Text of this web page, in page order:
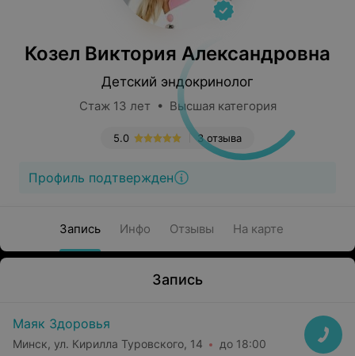
Козел Виктория Александровна
Детский эндокринолог
Стаж 13 лет • Высшая категория
3 отзыва
5.0
Профиль подтвержден
Запись Инфо Отзывы На карте
Запись
Маяк Здоровья
Минск, ул. Кирилла Туровского, 14 до 18:00